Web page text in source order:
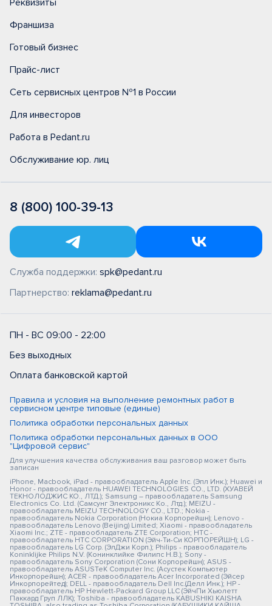
Реквизиты
Франшиза
Готовый бизнес
Прайс-лист
Сеть сервисных центров №1 в России
Для инвесторов
Работа в Pedant.ru
Обслуживание юр. лиц
8 (800) 100-39-13
Служба поддержки: spk@pedant.ru
Партнерство: reklama@pedant.ru
ПН - ВС 09:00 - 22:00
Без выходных
Оплата банковской картой
Правила и условия на выполнение ремонтных работ в
сервисном центре типовые (единые)
Политика обработки персональных данных
Политика обработки персональных данных в ООО
"Цифровой сервис"
Для улучшения качества обслуживания ваш разговор может быть
записан
iPhone, Macbook, iPad - правообладатель Apple Inc. (Эпл Инк.); Huawei и
Honor - правообладатель HUAWEI TECHNOLOGIES CO., LTD. (ХУАВЕЙ
ТЕКНОЛОДЖИС КО., ЛТД.); Samsung – правообладатель Samsung
Electronics Co. Ltd. (Самсунг Электроникс Ко., Лтд.); MEIZU -
правообладатель MEIZU TECHNOLOGY CO., LTD.; Nokia -
правообладатель Nokia Corporation (Нокиа Корпорейшн); Lenovo -
правообладатель Lenovo (Beijing) Limited; Xiaomi - правообладатель
Xiaomi Inc.; ZTE - правообладатель ZTE Corporation; HTC -
правообладатель HTC CORPORATION (Эйч-Ти-Си КОРПОРЕЙШН); LG -
правообладатель LG Corp. (ЭлДжи Корп.); Philips - правообладатель
Koninklijke Philips N.V. (Конинклийке Филипс Н.В.); Sony -
правообладатель Sony Corporation (Сони Корпорейшн); ASUS -
правообладатель ASUSTeK Computer Inc. (Асустек Компьютер
Инкорпорейшн); ACER - правообладатель Acer Incorporated (Эйсер
Инкорпорейтед); DELL - правообладатель Dell Inc.(Делл Инк.); HP -
правообладатель HP Hewlett-Packard Group LLC (ЭйчПи Хьюлетт
Паккард Груп ЛЛК); Toshiba - правообладатель KABUSHIKI KAISHA